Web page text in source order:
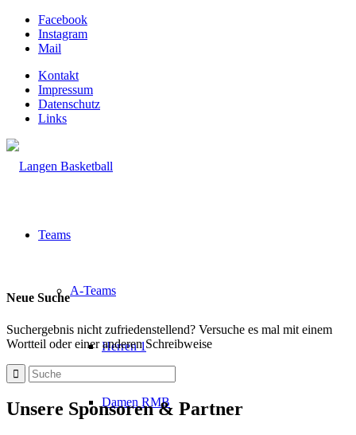
Facebook
Instagram
Mail
Kontakt
Impressum
Datenschutz
Links
Teams
A-Teams
Herren 1
Damen RMB
Neue Suche
Suchergebnis nicht zufriedenstellend? Versuche es mal mit einem
Wortteil oder einer anderen Schreibweise
Unsere Sponsoren & Partner